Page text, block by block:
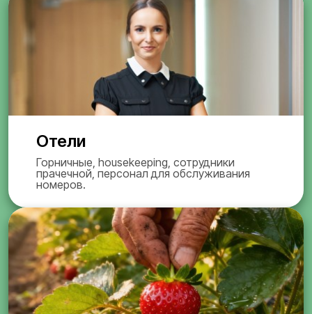
Отели
Горничные, housekeeping, сотрудники
прачечной, персонал для обслуживания
номеров.